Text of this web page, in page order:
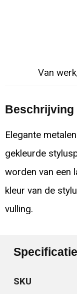
Van
Beschrijving
Elegante
gekleurde
worden van een
kleur van de
vulling.
SKU